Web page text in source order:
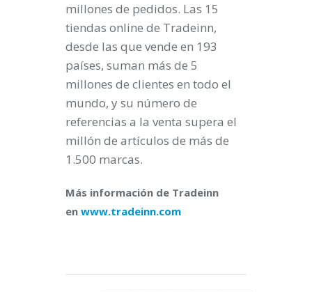
millones de pedidos. Las 15
tiendas online de Tradeinn,
desde las que vende en 193
países, suman más de 5
millones de clientes en todo el
mundo, y su número de
referencias a la venta supera el
millón de artículos de más de
1.500 marcas.
Más información de Tradeinn
en www.tradeinn.com